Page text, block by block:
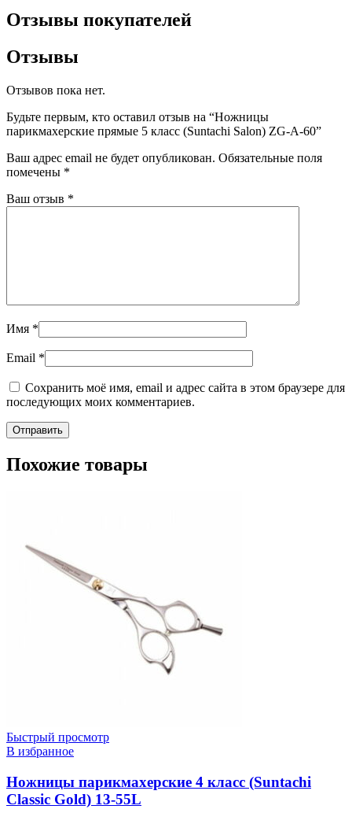
Отзывы покупателей
Отзывы
Отзывов пока нет.
Будьте первым, кто оставил отзыв на “Ножницы
парикмахерские прямые 5 класс (Suntachi Salon) ZG-A-60”
Ваш адрес email не будет опубликован. Обязательные поля
помечены *
Ваш отзыв *
Имя *
Email *
Сохранить моё имя, email и адрес сайта в этом браузере для
последующих моих комментариев.
Похожие товары
Быстрый просмотр
В избранное
Ножницы парикмахерские 4 класс (Suntachi
Classic Gold) 13-55L